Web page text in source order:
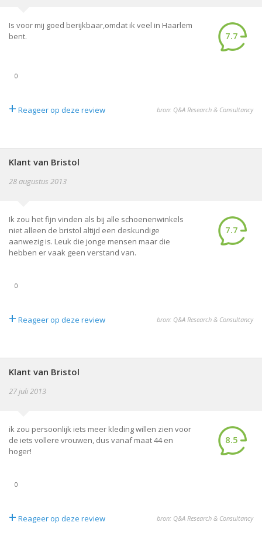
Is voor mij goed berijkbaar,omdat ik veel in Haarlem
bent.
7.7
0
+ Reageer op deze review bron: Q&A Research & Consultancy
Klant van Bristol
28 augustus 2013
Ik zou het fijn vinden als bij alle schoenenwinkels
niet alleen de bristol altijd een deskundige
aanwezig is. Leuk die jonge mensen maar die
hebben er vaak geen verstand van.
7.7
0
+ Reageer op deze review bron: Q&A Research & Consultancy
Klant van Bristol
27 juli 2013
ik zou persoonlijk iets meer kleding willen zien voor
de iets vollere vrouwen, dus vanaf maat 44 en
hoger!
8.5
0
+ Reageer op deze review bron: Q&A Research & Consultancy